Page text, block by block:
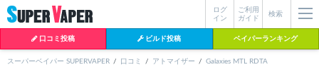
検索
ご利用
ガイド
ログ
イン
口コミ投稿 ビルド投稿 ベイパーランキング
スーパーベイパー SUPERVAPER 口コミ アトマイザー Galaxies MTL RDTA